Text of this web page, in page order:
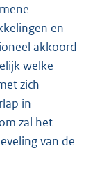
en
akkoord
welke
zich
in
zal het
van de